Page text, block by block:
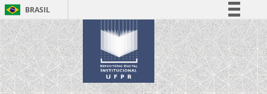
BRASIL
Simplifique!
Comunica BR
Participe
Acesso à informação